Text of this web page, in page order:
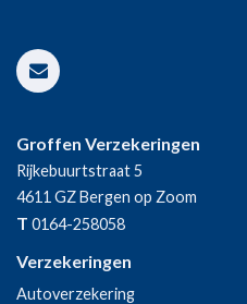
Groffen Verzekeringen
Rijkebuurtstraat 5
4611 GZBergen op Zoom
T 0164-258058
Verzekeringen
Autoverzekering